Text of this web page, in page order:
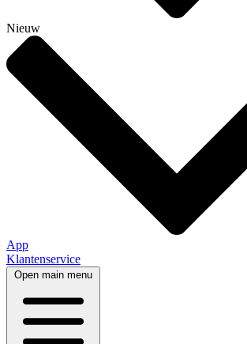
Nieuw
App
Klantenservice
Open main menu